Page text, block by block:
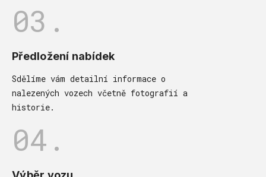
03.
Předložení nabídek
Sdělíme vám detailní informace o
nalezených vozech včetně fotografií a
historie.
04.